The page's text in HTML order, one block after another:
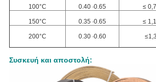
100°C 0.40 ∙0.65 ≤
150°C 0.35 ∙0.65 ≤
200°C 0.30 ∙0.60
Συσκευή και αποστολή: